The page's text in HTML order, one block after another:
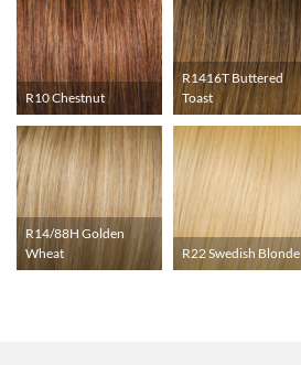
R10 Chestnut
R1416T Buttered
Toast
R14/88H Golden
Wheat
R22 Swedish Blonde